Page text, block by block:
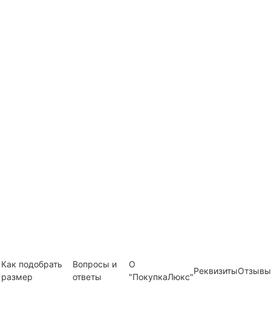
Как подобрать
размер
Вопросы и
ответы
О
"ПокупкаЛюкс"
РеквизитыОтзывы